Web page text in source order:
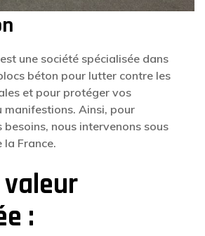
est une société spécialisée dans
béton pour lutter contre les
et pour protéger vos
manifestions. Ainsi, pour
besoins, nous intervenons sous
France.
: